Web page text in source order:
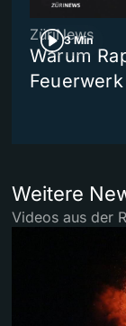
3 Min
ZüriNews
Warum
Weitere
Videos aus der